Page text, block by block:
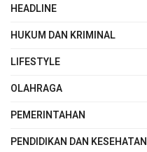
HEADLINE
HUKUM DAN KRIMINAL
LIFESTYLE
OLAHRAGA
PEMERINTAHAN
PENDIDIKAN DAN KESEHATAN